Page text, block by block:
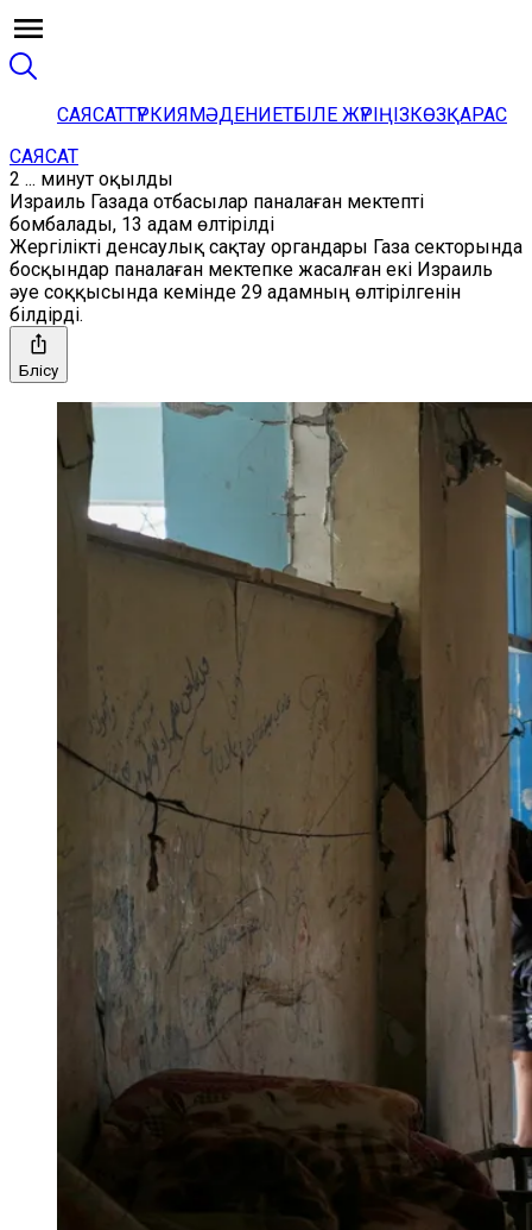
САЯСАТТҮРКИЯМӘДЕНИЕТБІЛЕ ЖҮРІҢІЗКӨЗҚАРАС
САЯСАТ
2 ... минут оқылды
Израиль Газада отбасылар паналаған мектепті
бомбалады, 13 адам өлтірілді
Жергілікті денсаулық сақтау органдары Газа секторында
босқындар паналаған мектепке жасалған екі Израиль
әуе соққысында кемінде 29 адамның өлтірілгенін
білдірді.
Бөлісу